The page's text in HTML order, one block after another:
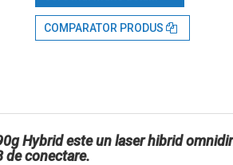
COMPARATOR PRODUS
Hybrid este un laser hibrid
de conectare.